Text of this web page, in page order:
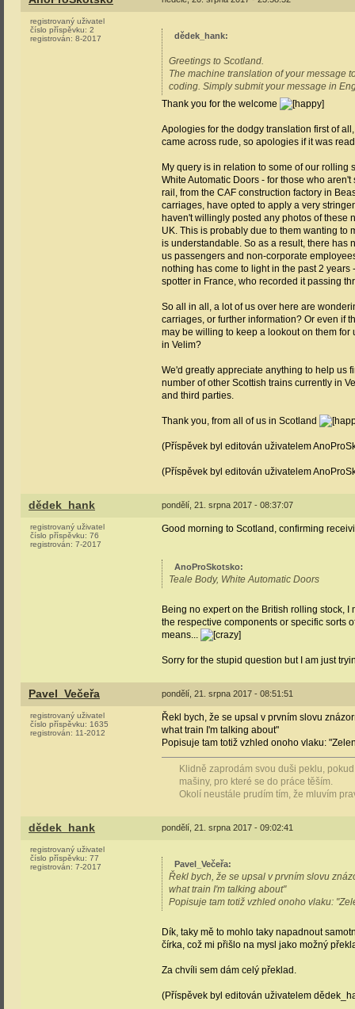
registrovaný uživatel
číslo příspěvku: 2
registrován: 8-2017 dědek_hank:
Greetings to Scotland.
The machine translation of your message
coding. Simply submit your message in
Thank you for the welcome
Apologies for the dodgy translation first of
came across rude, so apologies if it was
My query is in relation to some of our rolling
White Automatic Doors - for those who
rail, from the CAF construction factory in
carriages, have opted to apply a very
haven't willingly posted any photos of
UK. This is probably due to them wanting
is understandable. So as a result, there has
us passengers and non-corporate
nothing has come to light in the past 2
spotter in France, who recorded it passing
So all in all, a lot of us over here are
carriages, or further information? Or even if
may be willing to keep a lookout on them
in Velim?
We'd greatly appreciate anything to help us
number of other Scottish trains currently in
and third parties.
Thank you, from all of us in Scotland
(Příspěvek byl editován uživatelem
(Příspěvek byl editován uživatelem
dědek_hank pondělí, 21. srpna 2017 - 08:37:07
registrovaný uživatel
číslo příspěvku: 76
registrován: 7-2017
Good morning to Scotland, confirming
AnoProSkotsko:
Teale Body, White Automatic Doors
Being no expert on the British rolling stock,
the respective components or specific sorts
means...
Sorry for the stupid question but I am just
Pavel_Večeřa pondělí, 21. srpna 2017 - 08:51:51
registrovaný uživatel
číslo příspěvku: 1635
registrován: 11-2012
Řekl bych, že se upsal v prvním slovu
what train I'm talking about"
Popisuje tam totiž vzhled onoho vlaku:
Klidně zaprodám svou duši peklu,
mašiny, pro které se do práce těším.
Okolí neustále prudím tím, že mluvím
dědek_hank pondělí, 21. srpna 2017 - 09:02:41
registrovaný uživatel
číslo příspěvku: 77
registrován: 7-2017 Pavel_Večeřa:
Řekl bych, že se upsal v prvním slovu
what train I'm talking about"
Popisuje tam totiž vzhled onoho vlaku:
Dík, taky mě to mohlo taky napadnout
čírka, což mi přišlo na mysl jako možný
Za chvíli sem dám celý překlad.
(Příspěvek byl editován uživatelem